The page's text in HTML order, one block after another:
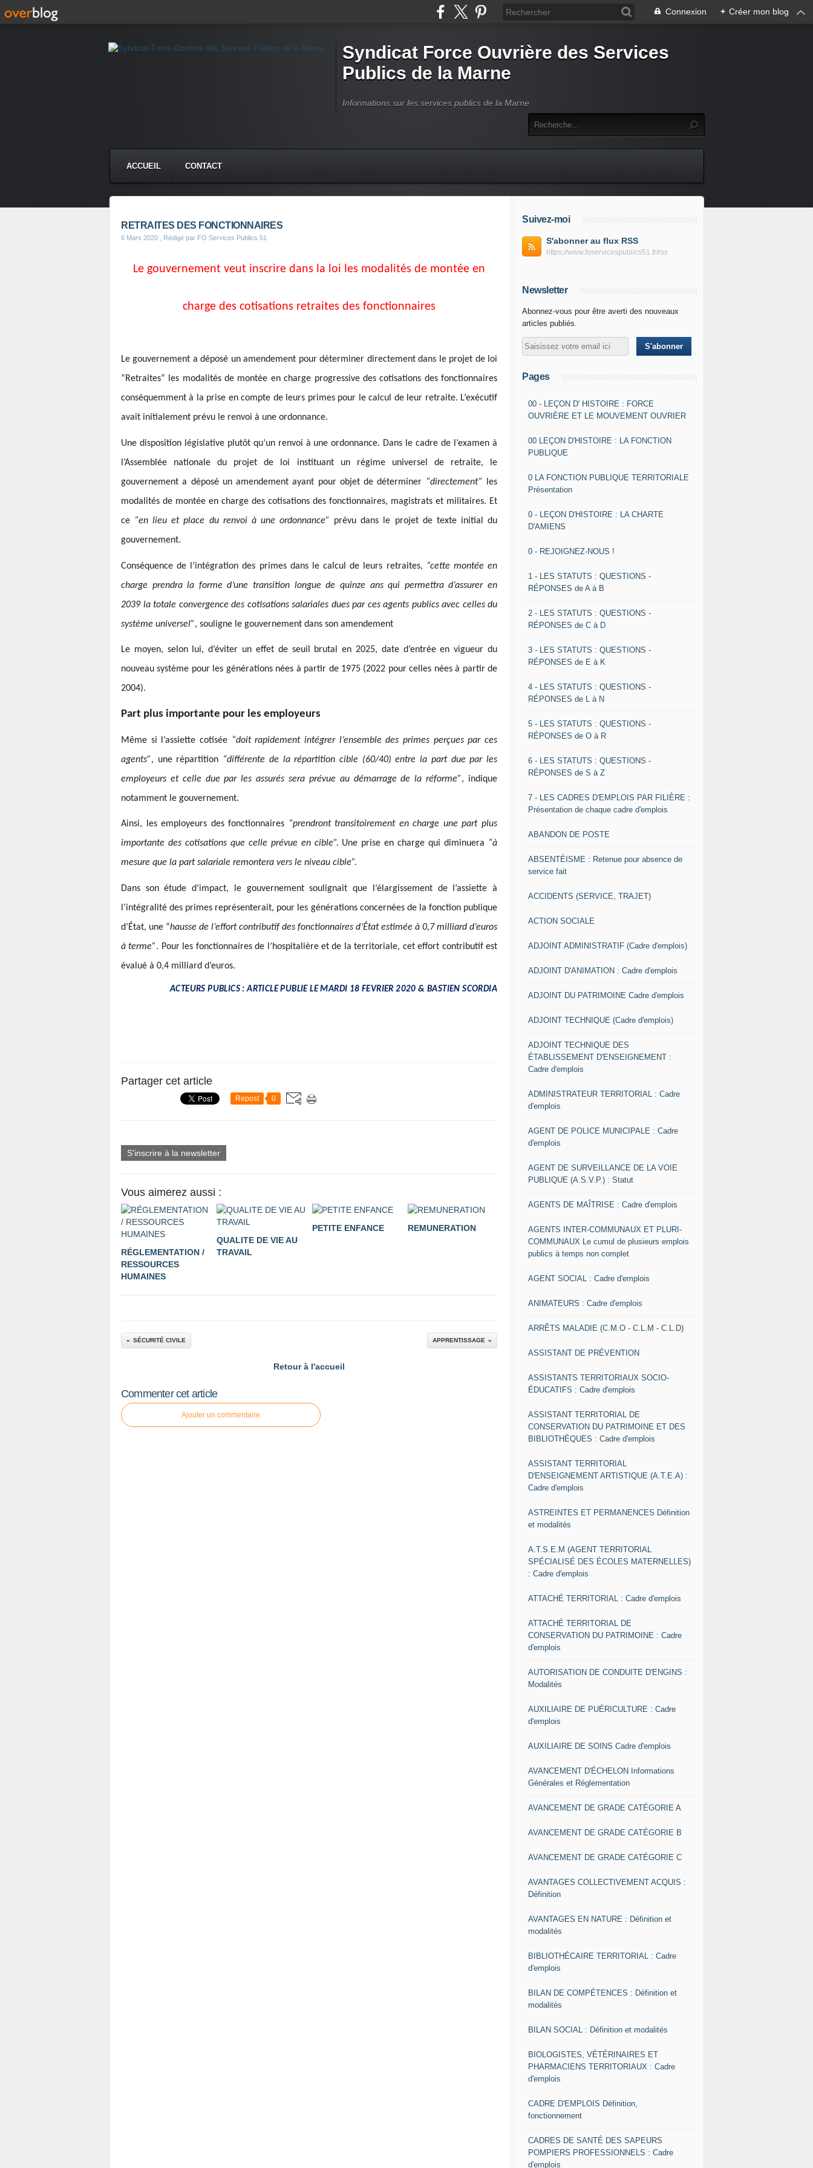
Connexion + Créer mon blog
Syndicat Force Ouvrière des Services
Publics de la Marne
Informations sur les services publics de la Marne
ACCUEIL CONTACT
RETRAITES DES FONCTIONNAIRES
6 Mars 2020 , Rédigé par FO Services Publics 51
Le gouvernement veut inscrire dans la loi les modalités de montée en
charge des cotisations retraites des fonctionnaires
Le gouvernement a déposé un amendement pour déterminer directement dans le projet de loi
“Retraites” les modalités de montée en charge progressive des cotisations des fonctionnaires
conséquemment à la prise en compte de leurs primes pour le calcul de leur retraite. L’exécutif
avait initialement prévu le renvoi à une ordonnance.
Une disposition législative plutôt qu’un renvoi à une ordonnance. Dans le cadre de l’examen à
l’Assemblée nationale du projet de loi instituant un régime universel de retraite, le
gouvernement a déposé un amendement ayant pour objet de déterminer “directement”
les
modalités de montée en charge des cotisations des fonctionnaires, magistrats et militaires. Et
ce “en lieu et place du renvoi à une ordonnance” prévu dans le projet de texte initial du
gouvernement.
Conséquence de l’intégration des primes dans le calcul de leurs retraites, “cette montée en
charge prendra la forme d’une transition longue de quinze ans qui permettra d’assurer en
2039 la totale convergence des cotisations salariales dues par ces agents publics avec celles du
système universel”, souligne le gouvernement dans son amendement
Le moyen, selon lui, d’éviter un effet de seuil brutal en 2025, date d’entrée en vigueur du
nouveau système pour les générations nées à partir de 1975 (2022 pour celles nées à partir de
2004).
Part plus importante pour les employeurs
Même si l’assiette cotisée “doit rapidement intégrer l’ensemble des primes perçues par ces
agents”, une répartition “différente de la répartition cible (60/40) entre la part due par les
employeurs et celle due par les assurés sera prévue au démarrage de la réforme”, indique
notamment le gouvernement.
Ainsi, les employeurs des fonctionnaires “prendront transitoirement en charge une part plus
importante des cotisations que celle prévue en cible”. Une prise en charge qui diminuera “à
mesure que la part salariale remontera vers le niveau cible”.
Dans son étude d’impact, le gouvernement soulignait que l’élargissement de l’assiette à
l’intégralité des primes représenterait, pour les générations concernées de la fonction publique
d’État, une “hausse de l’effort contributif des fonctionnaires d’État estimée à 0,7 milliard d’euros
à terme”. Pour les fonctionnaires de l’hospitalière et de la territoriale, cet effort contributif est
évalué à 0,4 milliard d’euros.
ACTEURS PUBLICS : ARTICLE PUBLIE LE MARDI 18 FEVRIER 2020 & BASTIEN SCORDIA
Partager cet article
Repost 0
S'inscrire à la newsletter
Vous aimerez aussi :
RÉGLEMENTATION /
RESSOURCES
HUMAINES
QUALITE DE VIE AU
TRAVAIL
PETITE ENFANCE REMUNERATION
SÉCURITÉ CIVILE APPRENTISSAGE
Retour à l'accueil
Commenter cet article
Ajouter un commentaire
Suivez-moi
S'abonner au flux RSS
https://www.foservicespublics51.fr/rss
Newsletter
Abonnez-vous pour être averti des nouveaux
articles publiés.
Pages
00 - LEÇON D' HISTOIRE : FORCE
OUVRIÈRE ET LE MOUVEMENT OUVRIER
00 LEÇON D'HISTOIRE : LA FONCTION
PUBLIQUE
0 LA FONCTION PUBLIQUE TERRITORIALE
Présentation
0 - LEÇON D'HISTOIRE : LA CHARTE
D'AMIENS
0 - REJOIGNEZ-NOUS !
1 - LES STATUTS : QUESTIONS -
RÉPONSES de A à B
2 - LES STATUTS : QUESTIONS -
RÉPONSES de C à D
3 - LES STATUTS : QUESTIONS -
RÉPONSES de E à K
4 - LES STATUTS : QUESTIONS -
RÉPONSES de L à N
5 - LES STATUTS : QUESTIONS -
RÉPONSES de O à R
6 - LES STATUTS : QUESTIONS -
RÉPONSES de S à Z
7 - LES CADRES D'EMPLOIS PAR FILIÈRE :
Présentation de chaque cadre d'emplois
ABANDON DE POSTE
ABSENTÉISME : Retenue pour absence de
service fait
ACCIDENTS (SERVICE, TRAJET)
ACTION SOCIALE
ADJOINT ADMINISTRATIF (Cadre d'emplois)
ADJOINT D'ANIMATION : Cadre d'emplois
ADJOINT DU PATRIMOINE Cadre d'emplois
ADJOINT TECHNIQUE (Cadre d'emplois)
ADJOINT TECHNIQUE DES
ÉTABLISSEMENT D'ENSEIGNEMENT :
Cadre d'emplois
ADMINISTRATEUR TERRITORIAL : Cadre
d'emplois
AGENT DE POLICE MUNICIPALE : Cadre
d'emplois
AGENT DE SURVEILLANCE DE LA VOIE
PUBLIQUE (A.S.V.P.) : Statut
AGENTS DE MAÎTRISE : Cadre d'emplois
AGENTS INTER-COMMUNAUX ET PLURI-
COMMUNAUX Le cumul de plusieurs emplois
publics à temps non complet
AGENT SOCIAL : Cadre d'emplois
ANIMATEURS : Cadre d'emplois
ARRÊTS MALADIE (C.M.O - C.L.M - C.L.D)
ASSISTANT DE PRÉVENTION
ASSISTANTS TERRITORIAUX SOCIO-
ÉDUCATIFS : Cadre d'emplois
ASSISTANT TERRITORIAL DE
CONSERVATION DU PATRIMOINE ET DES
BIBLIOTHÈQUES : Cadre d'emplois
ASSISTANT TERRITORIAL
D'ENSEIGNEMENT ARTISTIQUE (A.T.E.A) :
Cadre d'emplois
ASTREINTES ET PERMANENCES Définition
et modalités
A.T.S.E.M (AGENT TERRITORIAL
SPÉCIALISÉ DES ÉCOLES MATERNELLES)
: Cadre d'emplois
ATTACHÉ TERRITORIAL : Cadre d'emplois
ATTACHÉ TERRITORIAL DE
CONSERVATION DU PATRIMOINE : Cadre
d'emplois
AUTORISATION DE CONDUITE D'ENGINS :
Modalités
AUXILIAIRE DE PUÉRICULTURE : Cadre
d'emplois
AUXILIAIRE DE SOINS Cadre d'emplois
AVANCEMENT D'ÉCHELON Informations
Générales et Réglementation
AVANCEMENT DE GRADE CATÉGORIE A
AVANCEMENT DE GRADE CATÉGORIE B
AVANCEMENT DE GRADE CATÉGORIE C
AVANTAGES COLLECTIVEMENT ACQUIS :
Définition
AVANTAGES EN NATURE : Définition et
modalités
BIBLIOTHÉCAIRE TERRITORIAL : Cadre
d'emplois
BILAN DE COMPÉTENCES : Définition et
modalités
BILAN SOCIAL : Définition et modalités
BIOLOGISTES, VÉTÉRINAIRES ET
PHARMACIENS TERRITORIAUX : Cadre
d'emplois
CADRE D'EMPLOIS Définition,
fonctionnement
CADRES DE SANTÉ DES SAPEURS
POMPIERS PROFESSIONNELS : Cadre
d'emplois